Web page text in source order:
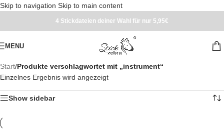
Skip to navigation Skip to main content
4 Stickdateien deiner Wahl für nur 5,95€
MENU
Start/Produkte verschlagwortet mit „instrument“
Einzelnes Ergebnis wird angezeigt
Show sidebar